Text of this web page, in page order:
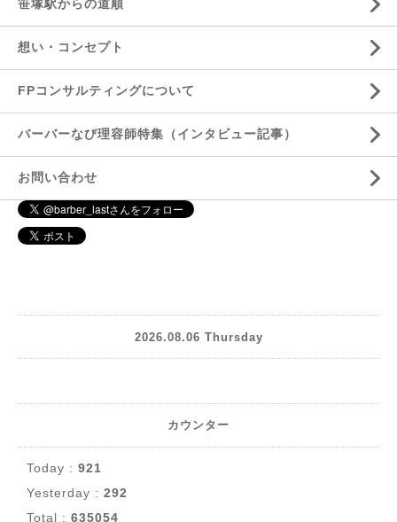
笹塚駅からの道順
想い・コンセプト
FPコンサルティングについて
バーバーなび理容師特集（インタビュー記事）
お問い合わせ
2026.08.06 Thursday
カウンター
Today : 921
Yesterday : 292
Total : 635054